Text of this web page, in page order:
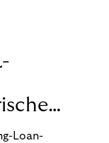
Loan-